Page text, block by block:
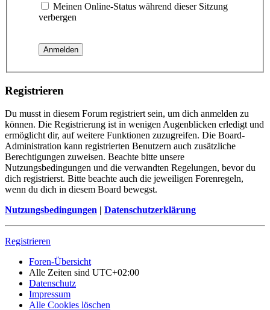
Meinen Online-Status während dieser Sitzung
verbergen
Registrieren
Du musst in diesem Forum registriert sein, um dich anmelden zu
können. Die Registrierung ist in wenigen Augenblicken erledigt und
ermöglicht dir, auf weitere Funktionen zuzugreifen. Die Board-
Administration kann registrierten Benutzern auch zusätzliche
Berechtigungen zuweisen. Beachte bitte unsere
Nutzungsbedingungen und die verwandten Regelungen, bevor du
dich registrierst. Bitte beachte auch die jeweiligen Forenregeln,
wenn du dich in diesem Board bewegst.
Nutzungsbedingungen | Datenschutzerklärung
Registrieren
Foren-Übersicht
Alle Zeiten sind UTC+02:00
Datenschutz
Impressum
Alle Cookies löschen